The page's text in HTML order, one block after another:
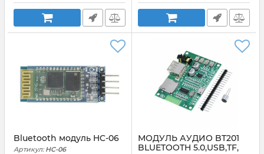
Bluetooth модуль HC-06
Артикул: HC-06
МОДУЛЬ АУДИО BT201
BLUETOOTH 5.0,USB,TF,